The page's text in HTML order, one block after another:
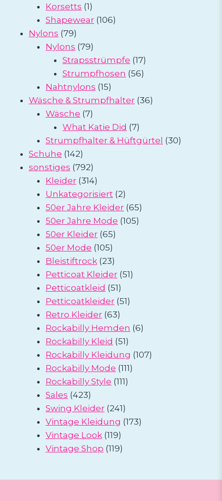
Korsetts 11
Produkt
Shapewear 106106
Nylons 7979
Produkte
Nylons 7979
Produkte
Strapsstrümpfe 1717
Produkte
Strumpfhosen 5656
Nahtnylons 1515
Produkte
Wäsche & Strumpfhalter 3636
Wäsche 77
Produkte
What Katie Did 77
Produkte
Strumpfhalter & Hüftgürtel 3030
Schuhe 142142
Produkte
sonstiges 792792
Produkte
Kleider 314314
Produkte
Unkategorisiert 22
Produkte
50er Jahre Kleider 6565
50er Jahre Mode 105105
50er Kleider 6565
50er Mode 105105
Produkte
Bleistiftrock 2323
Produkte
Petticoat Kleider 5151
Petticoatkleid 5151
Produkte
Petticoatkleider 5151
Retro Kleider 6363
Produkte
Rockabilly Hemden 66
Rockabilly Kleid 5151
Produkte
Rockabilly Kleidung 107107
Rockabilly Mode 111111
Rockabilly Style 111111
Sales 423423
Produkte
Swing Kleider 241241
Produkte
Vintage Kleidung 173173
Vintage Look 119119
Produkte
Vintage Shop 119119